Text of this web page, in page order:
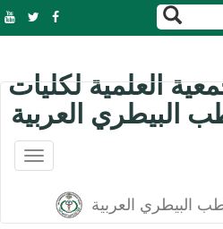
العلمية لكليات
البيطري العربية
البيطري العربية